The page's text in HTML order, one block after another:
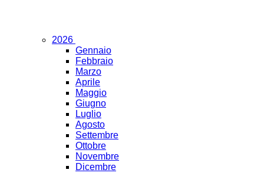
2026
Gennaio
Febbraio
Marzo
Aprile
Maggio
Giugno
Luglio
Agosto
Settembre
Ottobre
Novembre
Dicembre